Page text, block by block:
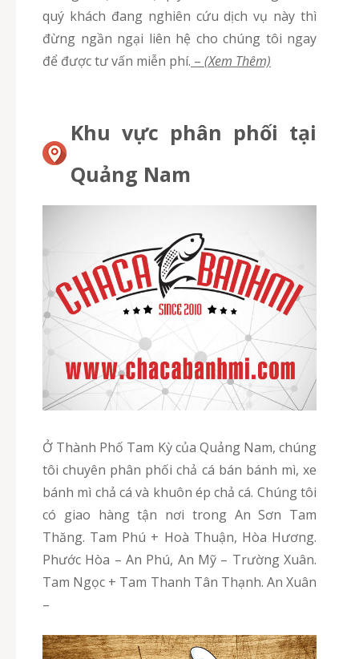
quý khách đang nghiên cứu dịch vụ này thì
đừng ngần ngại liên hệ cho chúng tôi ngay
để được tư vấn miễn phí. – (Xem Thêm)
Khu vực phân phối tại
Quảng Nam
Ở Thành Phố Tam Kỳ của Quảng Nam, chúng
tôi chuyên phân phối chả cá bán bánh mì, xe
bánh mì chả cá và khuôn ép chả cá. Chúng tôi
có giao hàng tận nơi trong An Sơn Tam
Thăng. Tam Phú + Hoà Thuận, Hòa Hương.
Phước Hòa – An Phú, An Mỹ – Trường Xuân.
Tam Ngọc + Tam Thanh Tân Thạnh. An Xuân
–